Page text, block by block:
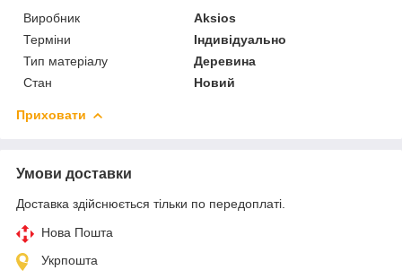
Виробник
Aksios
Терміни
Індивідуально
Тип матеріалу
Деревина
Стан
Новий
Приховати
Умови доставки
Доставка здійснюється тільки по передоплаті.
Нова Пошта
Укрпошта